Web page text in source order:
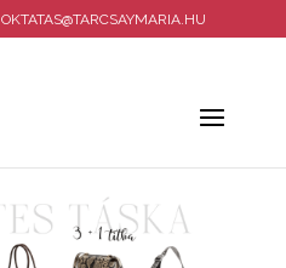
OKTATAS@TARCSAYMARIA.HU